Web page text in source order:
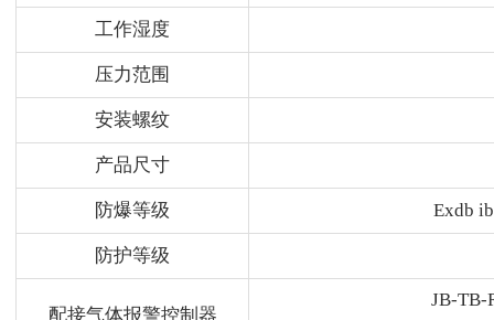
工作湿度
压力范围
安装螺纹
产品尺寸
防爆等级 Exdb
防护等级
配接气体报警控制器
JB-TB-